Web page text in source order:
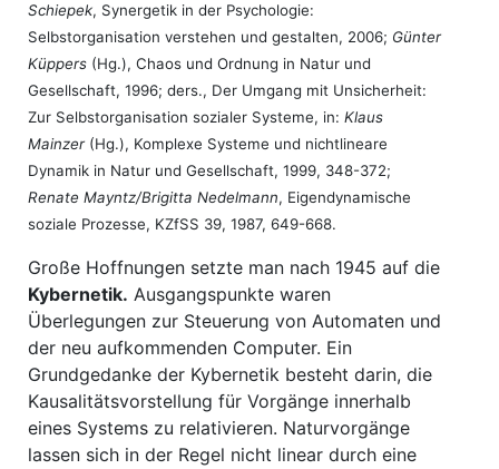
Schiepek, Synergetik in der Psychologie:
Selbstorganisation verstehen und gestalten, 2006; Günter
Küppers (Hg.), Chaos und Ordnung in Natur und
Gesellschaft, 1996; ders., Der Umgang mit Unsicherheit:
Zur Selbstorganisation sozialer Systeme, in: Klaus
Mainzer(Hg.), Komplexe Systeme und nichtlineare
Dynamik in Natur und Gesellschaft, 1999, 348-372;
Renate Mayntz/Brigitta Nedelmann, Eigendynamische
soziale Prozesse, KZfSS 39, 1987, 649-668.
Große Hoffnungen setzte man nach 1945 auf die
Kybernetik. Ausgangspunkte waren
Überlegungen zur Steuerung von Automaten und
der neu aufkommenden Computer. Ein
Grundgedanke der Kybernetik besteht darin, die
Kausalitätsvorstellung für Vorgänge innerhalb
eines Systems zu relativieren. Naturvorgänge
lassen sich in der Regel nicht linear durch eine